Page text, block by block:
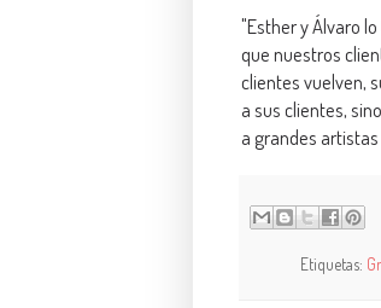
"Esther y Álvaro
que nuestros
clientes vuelven,
a sus clientes,
a grandes
Etiquetas: